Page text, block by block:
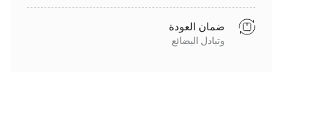
ضمان العودة
وتبادل البضائع